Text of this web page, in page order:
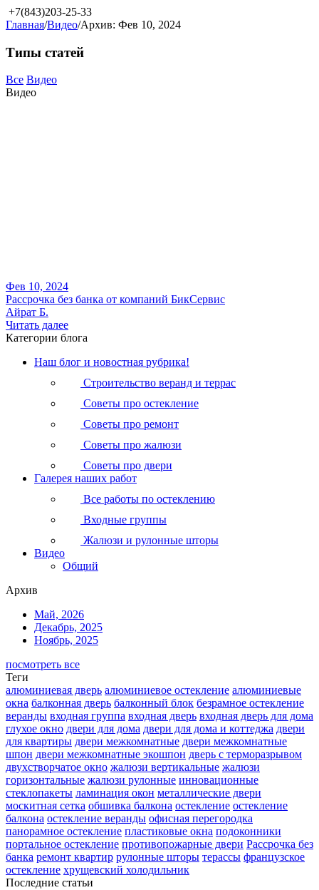
+7(843)203-25-33
Главная/Видео/Архив: Фев 10, 2024
Типы статей
Все Видео
Видео
Фев 10, 2024
Рассрочка без банка от компаний БикСервис
Айрат Б.
Читать далее
Категории блога
Наш блог и новостная рубрика!
Строительство веранд и террас
Советы про остекление
Советы про ремонт
Советы про жалюзи
Советы про двери
Галерея наших работ
Все работы по остеклению
Входные группы
Жалюзи и рулонные шторы
Видео
Общий
Архив
Май, 2026
Декабрь, 2025
Ноябрь, 2025
посмотреть все
Теги
алюминиевая дверь алюминиевое остекление алюминиевые
окна балконная дверь балконный блок безрамное остекление
веранды входная группа входная дверь входная дверь для дома
глухое окно двери для дома двери для дома и коттеджа двери
для квартиры двери межкомнатные двери межкомнатные
шпон двери межкомнатные экошпон дверь с терморазрывом
двухстворчатое окно жалюзи вертикальные жалюзи
горизонтальные жалюзи рулонные инновационные
стеклопакеты ламинация окон металлические двери
москитная сетка обшивка балкона остекление остекление
балкона остекление веранды офисная перегородка
панорамное остекление пластиковые окна подоконники
портальное остекление противопожарные двери Рассрочка без
банка ремонт квартир рулонные шторы терассы французское
остекление хрущевский холодильник
Последние статьи